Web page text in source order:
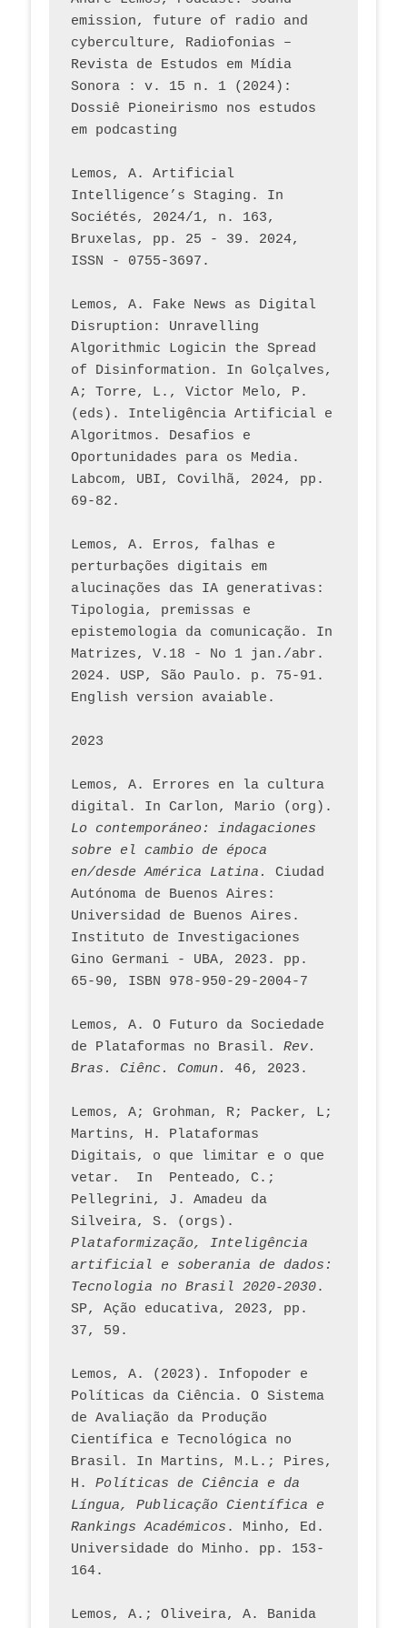
emission, future of radio and
cyberculture, Radiofonias –
Revista de Estudos em Mídia
Sonora : v. 15 n. 1 (2024):
Dossiê Pioneirismo nos estudos
em podcasting
Lemos, A. Artificial
Intelligence’s Staging. In
Sociétés, 2024/1, n. 163,
Bruxelas, pp. 25 - 39. 2024,
ISSN - 0755-3697.
Lemos, A. Fake News as Digital
Disruption: Unravelling
Algorithmic Logicin the Spread
of Disinformation. In Golçalves,
A; Torre, L., Victor Melo, P.
(eds). Inteligência Artificial e
Algoritmos. Desafios e
Oportunidades para os Media.
Labcom, UBI, Covilhã, 2024, pp.
69-82.
Lemos, A. Erros, falhas e
perturbações digitais em
alucinações das IA generativas:
Tipologia, premissas e
epistemologia da comunicação. In
Matrizes, V.18 - No 1 jan./abr.
2024. USP, São Paulo. p. 75-91.
English version avaiable.
2023
Lemos, A. Errores en la cultura
Lo contemporáneo: indagaciones
sobre el cambio de época
en/desde América Latina.
Ciudad
Autónoma de Buenos Aires:
Universidad de Buenos Aires.
Instituto de Investigaciones
Gino Germani - UBA, 2023. pp.
65-90, ISBN 978-950-29-2004-7
Lemos, A. O Futuro da Sociedade
de Plataformas no Brasil. Rev.
Bras. Ciênc. Comun.
Lemos, A; Grohman, R; Packer, L;
Martins, H. Plataformas
Digitais, o que limitar e o que
vetar.  In  Penteado, C.;
Pellegrini, J. Amadeu da
Plataformização, Inteligência
artificial e soberania de dados:
Tecnologia no Brasil 2020-2030.
SP, Ação educativa, 2023, pp.
37, 59.
Lemos, A. (2023). Infopoder e
Políticas da Ciência. O Sistema
de Avaliação da Produção
Científica e Tecnológica no
Brasil. In Martins, M.L.; Pires,
H. Políticas de Ciência e da
Língua, Publicação Científica e
Rankings Académicos . Minho, Ed.
Universidade do Minho. pp. 153-
164.
Lemos, A.; Oliveira, A. Banida